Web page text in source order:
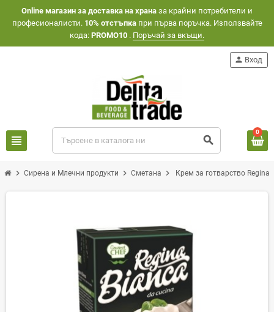
Оnline магазин за доставка на храна за крайни потребители и
професионалисти. 10% отстъпкапри първа поръчка. Използвайте
кода: PROMO10 . Поръчай за вкъщи.
view_headline search
person Вход
0
chevron_right Сирена и Млечни продукти chevron_right Сметана chevron_right Крем за готварство Regina